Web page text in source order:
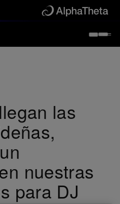
las
nuestras
para DJ